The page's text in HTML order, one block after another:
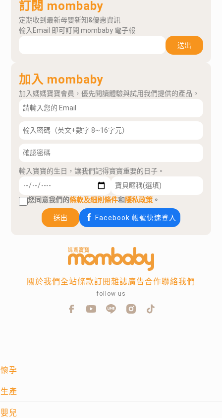
訂閱 mombaby
定期收到最新母嬰新知&優惠資訊
輸入Email 即可訂閱 mombaby 電子報
送出
加入 mombaby
加入媽媽寶寶會員，優先閱讀體驗與試用我們提供的產品。
輸入寶寶的生日，讓我們記得寶寶重要的日子。
您同意我們的條款及細則條件和隱私政策 。
送出 Facebook 帳號快速登入
懷孕
生產
嬰兒
關於我們全站條款訂閱雜誌廣告合作聯絡我們
follow us